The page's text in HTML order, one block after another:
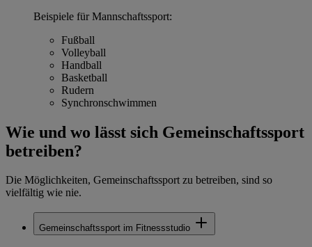
Beispiele für Mannschaftssport:
Fußball
Volleyball
Handball
Basketball
Rudern
Synchronschwimmen
Wie und wo lässt sich Gemeinschaftssport
betreiben?
Die Möglichkeiten, Gemeinschaftssport zu betreiben, sind so
vielfältig wie nie.
Gemeinschaftssport im Fitnessstudio